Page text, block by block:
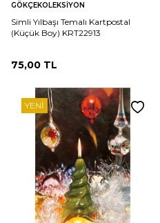
GÖKÇEKOLEKSIYON
Simli Yılbaşı Temalı Kartpostal
(Küçük Boy) KRT22913
75,00 TL
YENI